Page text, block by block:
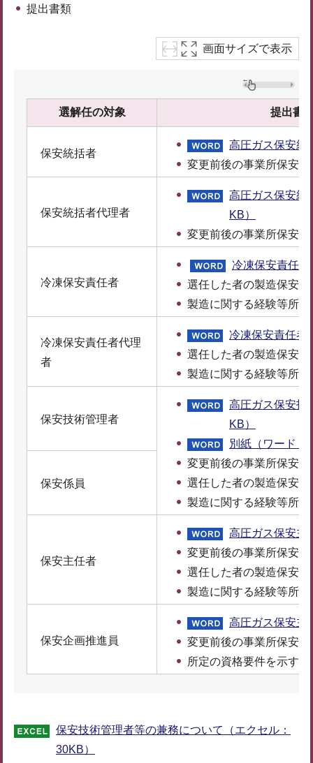
提出書類
画面サイズで表示
選解任の対象 提出書
保安統括者
高圧ガス保安統
変更前後の事業所保安管
保安統括者代理者
高圧ガス保安統
KB）
変更前後の事業所保安管
冷凍保安責任者
冷凍保安責任
選任した者の製造保安
製造に関する経験等所
冷凍保安責任者代理
者
冷凍保安責任者
選任した者の製造保安
製造に関する経験等所
保安技術管理者
高圧ガス保安技
KB）
別紙（ワード：
変更前後の事業所保安管
選任した者の製造保安
製造に関する経験等所
保安係員
保安主任者
高圧ガス保安主
変更前後の事業所保安管
選任した者の製造保安
製造に関する経験等所
保安企画推進員
高圧ガス保安主
変更前後の事業所保安管
所定の資格要件を示す書
保安技術管理者等の兼務について（エクセル：
30KB）